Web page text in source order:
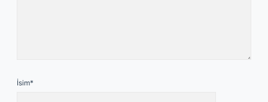
İsim*